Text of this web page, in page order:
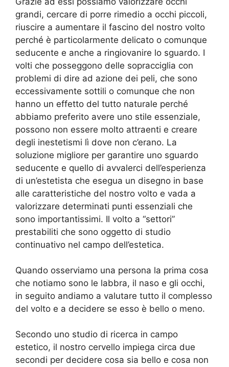
grandi, cercare di porre rimedio a occhi piccoli,
riuscire a aumentare il fascino del nostro volto
perché è particolarmente delicato o comunque
seducente e anche a ringiovanire lo sguardo. I
volti che posseggono delle sopracciglia con
problemi di dire ad azione dei peli, che sono
eccessivamente sottili o comunque che non
hanno un effetto del tutto naturale perché
abbiamo preferito avere uno stile essenziale,
possono non essere molto attraenti e creare
degli inestetismi lì dove non c’erano. La
soluzione migliore per garantire uno sguardo
seducente e quello di avvalerci dell’esperienza
di un’estetista che esegua un disegno in base
alle caratteristiche del nostro volto e vada a
valorizzare determinati punti essenziali che
sono importantissimi. Il volto a “settori”
prestabiliti che sono oggetto di studio
continuativo nel campo dell’estetica.
Quando osserviamo una persona la prima cosa
che notiamo sono le labbra, il naso e gli occhi,
in seguito andiamo a valutare tutto il complesso
del volto e a decidere se esso è bello o meno.
Secondo uno studio di ricerca in campo
estetico, il nostro cervello impiega circa due
secondi per decidere cosa sia bello e cosa non